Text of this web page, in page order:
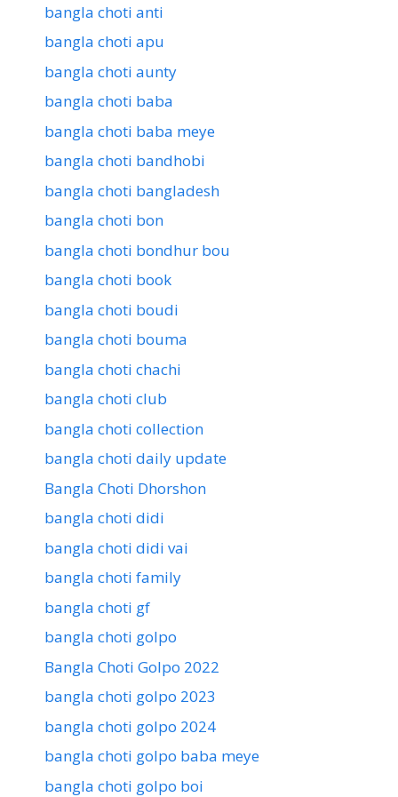
bangla choti anti
bangla choti apu
bangla choti aunty
bangla choti baba
bangla choti baba meye
bangla choti bandhobi
bangla choti bangladesh
bangla choti bon
bangla choti bondhur bou
bangla choti book
bangla choti boudi
bangla choti bouma
bangla choti chachi
bangla choti club
bangla choti collection
bangla choti daily update
Bangla Choti Dhorshon
bangla choti didi
bangla choti didi vai
bangla choti family
bangla choti gf
bangla choti golpo
Bangla Choti Golpo 2022
bangla choti golpo 2023
bangla choti golpo 2024
bangla choti golpo baba meye
bangla choti golpo boi